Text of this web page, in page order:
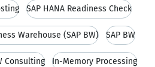
SAP HANA Readiness Check
Warehouse (SAP BW) SAP BW
Consulting In-Memory Processing